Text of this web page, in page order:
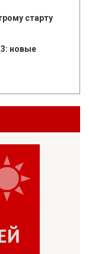
старту
новые